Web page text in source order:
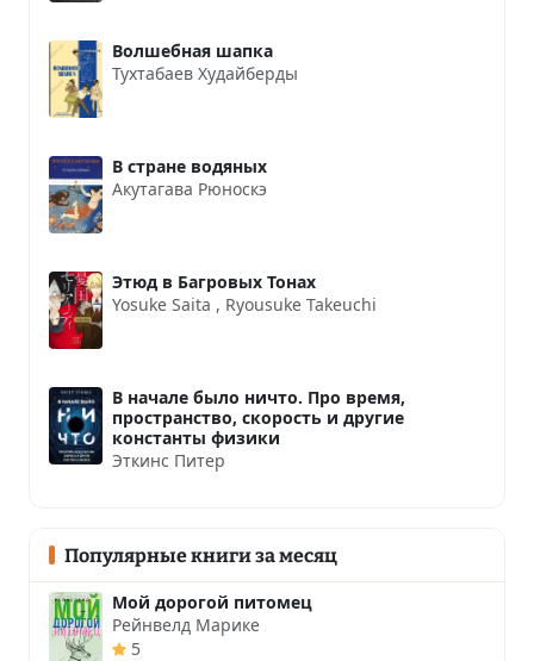
Волшебная шапка
Тухтабаев Худайберды
В стране водяных
Акутагава Рюноскэ
Этюд в Багровых Тонах
Yosuke Saita , Ryousuke Takeuchi
В начале было ничто. Про время,
пространство, скорость и другие
константы физики
Эткинс Питер
Популярные книги за месяц
Мой дорогой питомец
Рейнвелд Марике
5